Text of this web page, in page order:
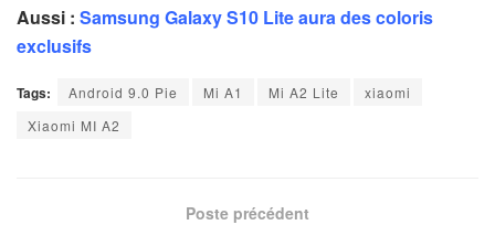
Aussi : Samsung Galaxy S10 Lite aura des coloris
exclusifs
Tags: Android 9.0 Pie Mi A1 Mi A2 Lite
xiaomi
Xiaomi MI A2
Poste précédent